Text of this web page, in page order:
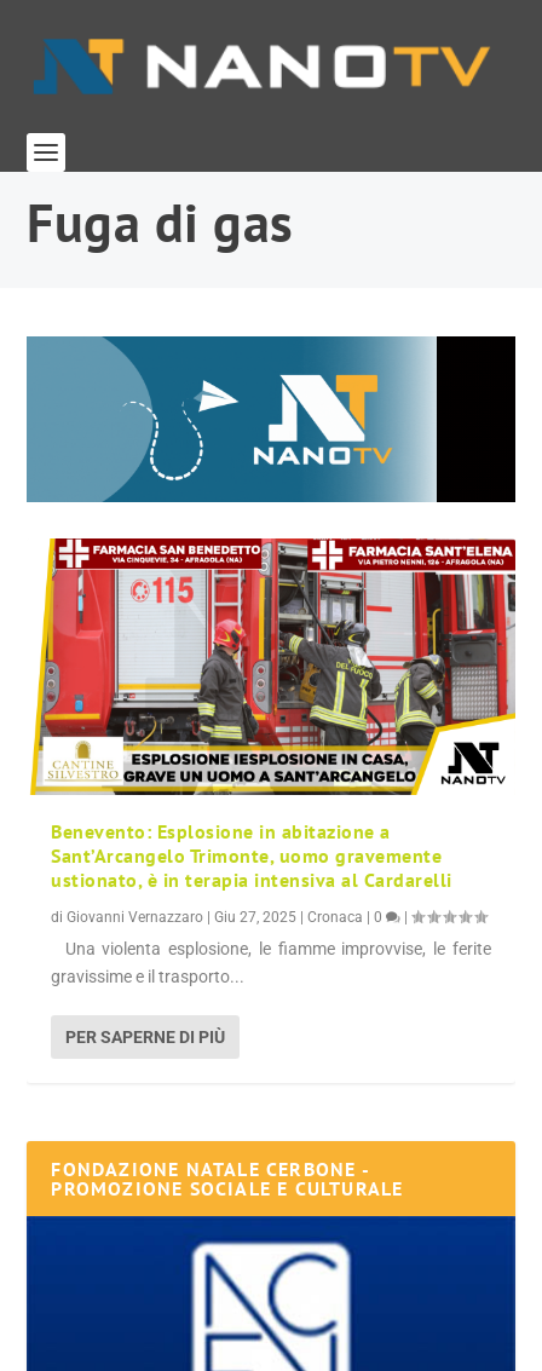
Fuga di gas
Benevento: Esplosione in abitazione a
Sant’Arcangelo Trimonte, uomo gravemente
ustionato, è in terapia intensiva al Cardarelli
diGiovanni Vernazzaro |Giu 27, 2025 |Cronaca |0 |
Una violenta esplosione, le fiamme improvvise, le ferite
gravissime e il trasporto...
PER SAPERNE DI PIÙ
FONDAZIONE NATALE CERBONE -
PROMOZIONE SOCIALE E CULTURALE